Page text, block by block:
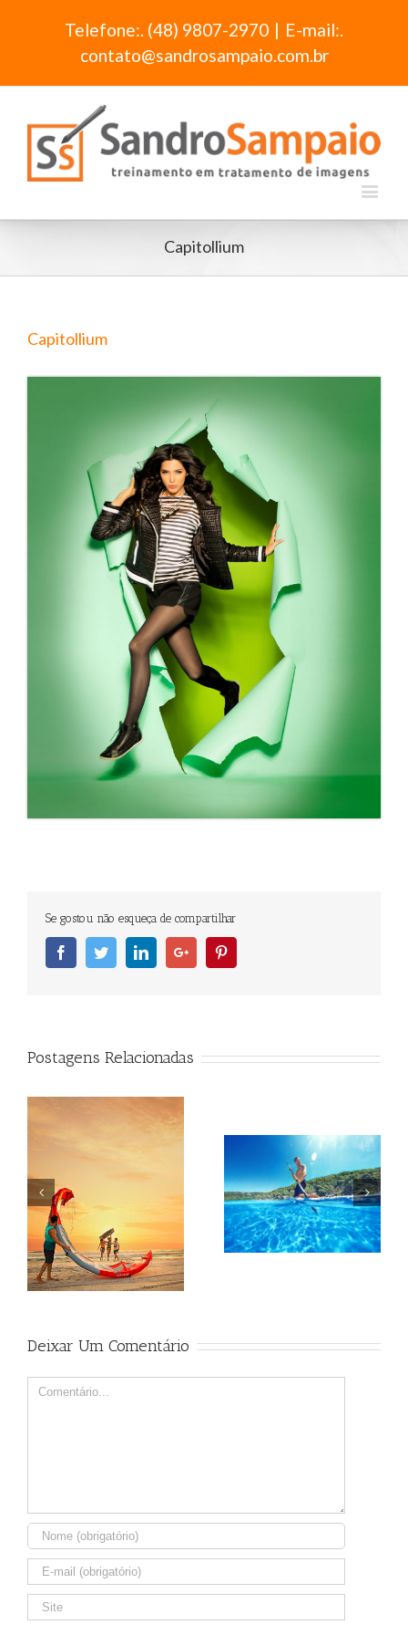
Telefone:. (48) 9807-2970 | E-mail:.
contato@sandrosampaio.com.br
Capitollium
Capitollium
Se gostou não esqueça de compartilhar
FacebookTwitterLinkedinGoogleplus
Postagens Relacionadas
Beagle Beagle
Deixar Um Comentário
Comment